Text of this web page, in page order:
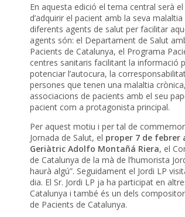
En aquesta edició el tema central serà
d’adquirir el pacient amb la seva
diferents agents de salut per facilitar
agents són: el Departament de Salut
Pacients de Catalunya, el Programa
centres sanitaris facilitant la informació
potenciar l’autocura, la
persones que tenen una malaltia
associacions de pacients amb el seu
pacient com a protagonista principal.
Per aquest motiu i per tal de
Jornada de Salut, el proper 7 de febrer
Geriàtric Adolfo Montañá Riera, el
de Catalunya de la mà de l’humorista
haurà algú”. Seguidament el Jordi LP
dia. El Sr. Jordi LP ja ha participat en
Catalunya i també és un dels
de Pacients de Catalunya.